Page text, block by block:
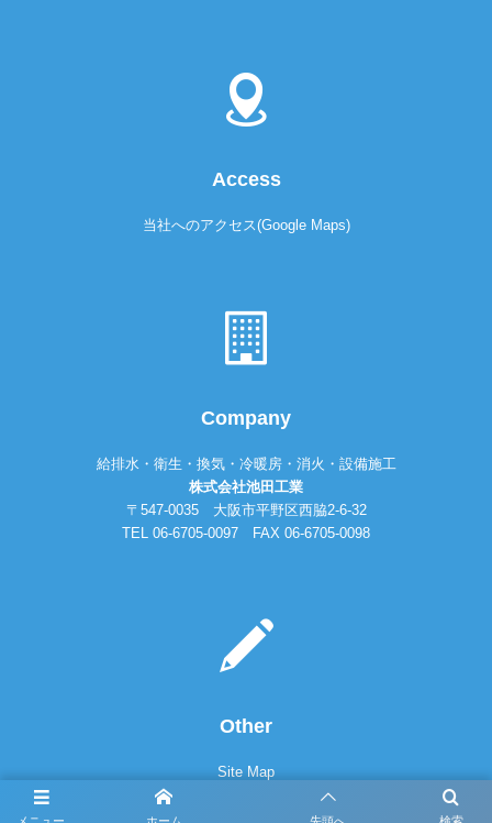
Access
当社へのアクセス(Google Maps)
Company
給排水・衛生・換気・冷暖房・消火・設備施工
株式会社池田工業
〒547-0035 大阪市平野区西脇2-6-32
TEL 06-6705-0097 FAX 06-6705-0098
Other
Site Map